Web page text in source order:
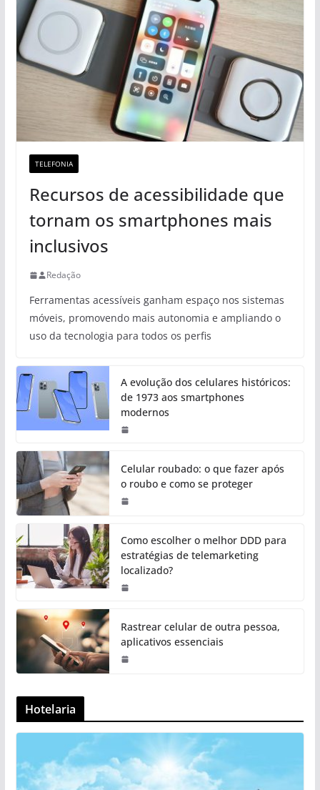
TELEFONIA
Recursos de acessibilidade que
tornam os smartphones mais
inclusivos
Redação
Ferramentas acessíveis ganham espaço nos sistemas
móveis, promovendo mais autonomia e ampliando o
uso da tecnologia para todos os perfis
A evolução dos celulares históricos:
de 1973 aos smartphones
modernos
Celular roubado: o que fazer após
o roubo e como se proteger
Como escolher o melhor DDD para
estratégias de telemarketing
localizado?
Rastrear celular de outra pessoa,
aplicativos essenciais
Hotelaria